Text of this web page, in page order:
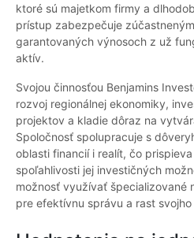
ktoré sú majetkom firmy a
prístup zabezpečuje
garantovaných výnosoch z už
aktív.
Svojou činnosťou Benjamins
rozvoj regionálnej ekonomiky,
projektov a kladie dôraz na
Spoločnosť spolupracuje s
oblasti financií i realít, čo
spoľahlivosti jej investičných
možnosť využívať špecializované
pre efektívnu správu a rast svojho